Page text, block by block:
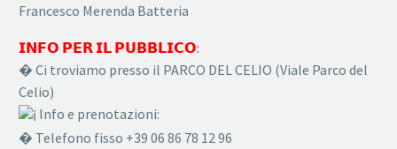
Francesco Merenda Batteria
𝗜𝗡𝗙𝗢 𝗣𝗘𝗥 𝗜𝗟 𝗣𝗨𝗕𝗕𝗟𝗜𝗖𝗢:
� Ci troviamo presso il PARCO DEL CELIO (Viale Parco del
Celio)
Info e prenotazioni:
� Telefono fisso +39 06 86 78 12 96